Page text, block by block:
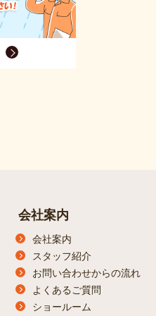
会社案内
会社案内
スタッフ紹介
お問い合わせからの流れ
よくあるご質問
ショールーム